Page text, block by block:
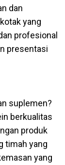
dan
yang
profesional
presentasi
suplemen?
berkualitas
produk
timah yang
yang